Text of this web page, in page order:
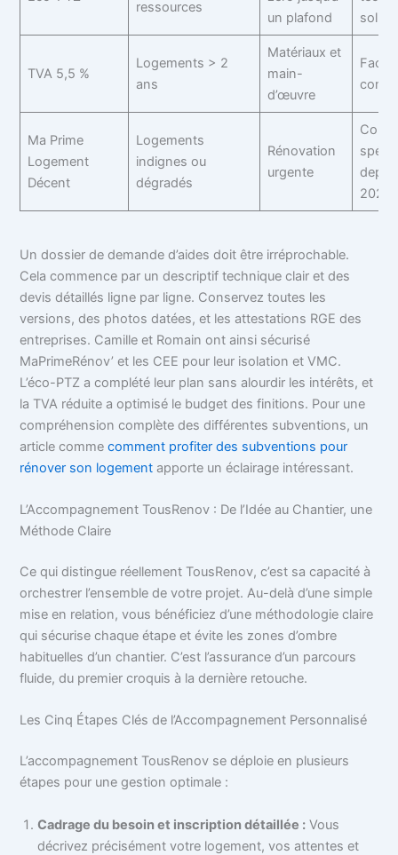
ressources
un plafond
TVA 5,5 %
Logements > 2
ans
Matériaux et
main-
d’œuvre
Ma Prime
Logement
Décent
Logements
indignes ou
dégradés
Rénovation
urgente
2024
Un dossier de demande d’aides doit être irréprochable.
Cela commence par un descriptif technique clair et des
devis détaillés ligne par ligne. Conservez toutes les
versions, des photos datées, et les attestations RGE des
entreprises. Camille et Romain ont ainsi sécurisé
MaPrimeRénov’ et les CEE pour leur isolation et VMC.
L’éco-PTZ a complété leur plan sans alourdir les intérêts, et
la TVA réduite a optimisé le budget des finitions. Pour une
compréhension complète des différentes subventions, un
article commecomment profiter des subventions pour
rénover son logement apporte un éclairage intéressant.
L’Accompagnement TousRenov : De l’Idée au Chantier, une
Méthode Claire
Ce qui distingue réellement TousRenov, c’est sa capacité à
orchestrer l’ensemble de votre projet. Au-delà d’une simple
mise en relation, vous bénéficiez d’une méthodologie claire
qui sécurise chaque étape et évite les zones d’ombre
habituelles d’un chantier. C’est l’assurance d’un parcours
fluide, du premier croquis à la dernière retouche.
Les Cinq Étapes Clés de l’Accompagnement Personnalisé
L’accompagnement TousRenov se déploie en plusieurs
étapes pour une gestion optimale :
Cadrage du besoin et inscription détaillée : Vous
décrivez précisément votre logement, vos attentes et